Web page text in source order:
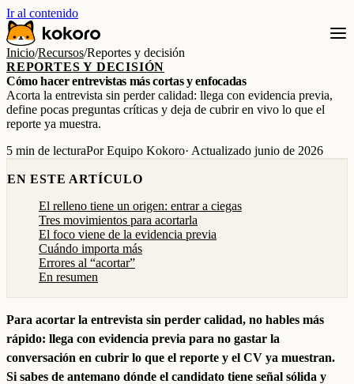
Ir al contenido
Inicio/Recursos/Reportes y decisión
REPORTES Y DECISIÓN
Cómo hacer entrevistas más cortas y enfocadas
Acorta la entrevista sin perder calidad: llega con evidencia previa,
define pocas preguntas críticas y deja de cubrir en vivo lo que el
reporte ya muestra.
5 min de lecturaPor Equipo Kokoro· Actualizado junio de 2026
EN ESTE ARTÍCULO
El relleno tiene un origen: entrar a ciegas
Tres movimientos para acortarla
El foco viene de la evidencia previa
Cuándo importa más
Errores al “acortar”
En resumen
Para acortar la entrevista sin perder calidad, no hables más
rápido: llega con evidencia previa para no gastar la
conversación en cubrir lo que el reporte y el CV ya muestran.
Si sabes de antemano dónde el candidato tiene señal sólida y